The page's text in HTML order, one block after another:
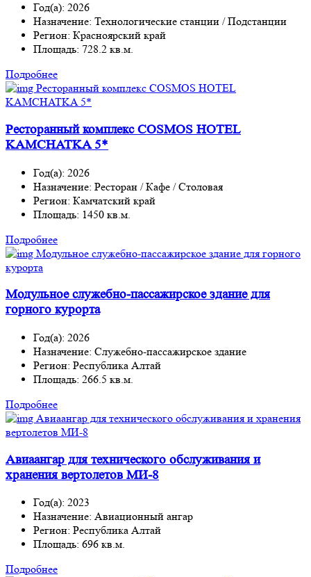
Год(а): 2026
Назначение: Технологические станции / Подстанции
Регион: Красноярский край
Площадь: 728.2 кв.м.
Подробнее
Ресторанный комплекс COSMOS HOTEL
KAMCHATKA 5*
Год(а): 2026
Назначение: Ресторан / Кафе / Столовая
Регион: Камчатский край
Площадь: 1450 кв.м.
Подробнее
Модульное служебно-пассажирское здание для
горного курорта
Год(а): 2026
Назначение: Служебно-пассажирское здание
Регион: Республика Алтай
Площадь: 266.5 кв.м.
Подробнее
Авиаангар для технического обслуживания и
хранения вертолетов МИ-8
Год(а): 2023
Назначение: Авиационный ангар
Регион: Республика Алтай
Площадь: 696 кв.м.
Подробнее